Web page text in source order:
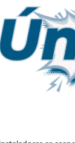
el papel
modelo en el que
claves
titulada
Alfredo